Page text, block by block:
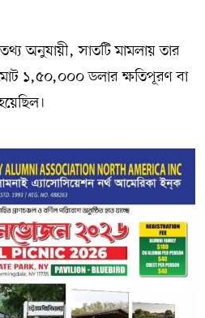
অনুযায়ী, সাতটি মামলায় তার
১,৫০,০০০ ডলার ক্ষতিপূরণ বা